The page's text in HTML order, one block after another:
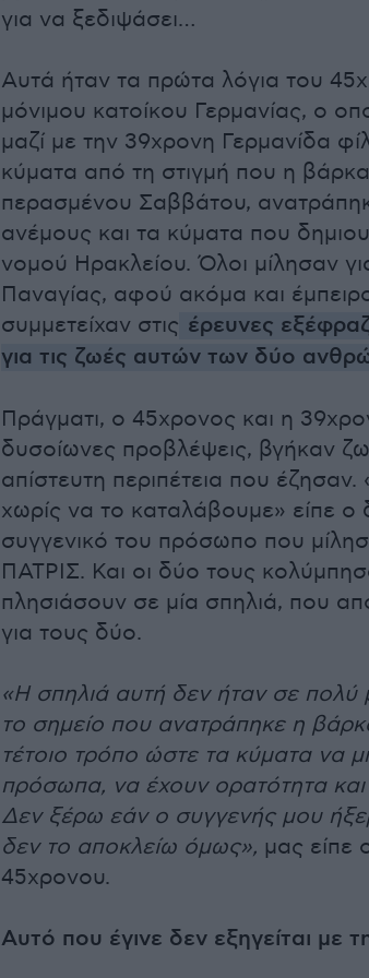
για να ξεδιψάσει…
Αυτά ήταν τα πρώτα λόγια του
μόνιμου κατοίκου Γερμανίας, ο
μαζί με την 39χρονη Γερμανίδα
κύματα από τη στιγμή που η
περασμένου Σαββάτου,
ανέμους και τα κύματα που
νομού Ηρακλείου. Όλοι μίλησαν
Παναγίας, αφού ακόμα και
συμμετείχαν στις έρευνες
για τις ζωές αυτών των δύο
Πράγματι, ο 45χρονος και η
δυσοίωνες προβλέψεις, βγήκαν
απίστευτη περιπέτεια που
χωρίς να το καταλάβουμε» είπε ο
συγγενικό του πρόσωπο που
ΠΑΤΡΙΣ. Και οι δύο τους
πλησιάσουν σε μία σπηλιά, που
για τους δύο.
«Η σπηλιά αυτή δεν ήταν σε
το σημείο που ανατράπηκε η
τέτοιο τρόπο ώστε τα κύματα να
πρόσωπα, να έχουν ορατότητα
Δεν ξέρω εάν ο συγγενής μου
δεν το αποκλείω όμως», μας είπε
45χρονου.
Αυτό που έγινε δεν εξηγείται με